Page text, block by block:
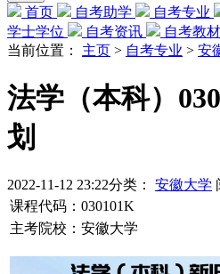
首页 自考助学 自考专业
学士学位
自考资讯 自考教材
当前位置： 主页 > 自考专业 > 安
法学（本科）
划
2022-11-12 23:22分类： 安徽大学
课程代码：030101K
主考院校：安徽大学